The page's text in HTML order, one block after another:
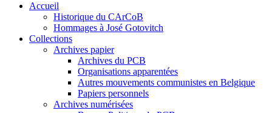
Accueil
Historique du CArCoB
Hommages à José Gotovitch
Collections
Archives papier
Archives du PCB
Organisations apparentées
Autres mouvements communistes en Belgique
Papiers personnels
Archives numérisées